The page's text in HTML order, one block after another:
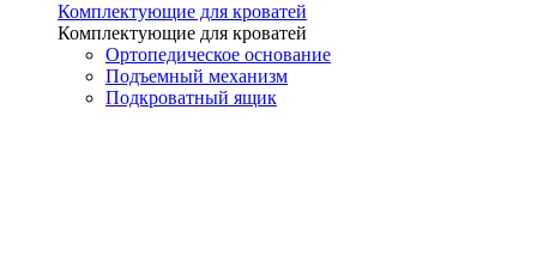
Комплектующие для кроватей
Комплектующие для кроватей
Ортопедическое основание
Подъемный механизм
Подкроватный ящик